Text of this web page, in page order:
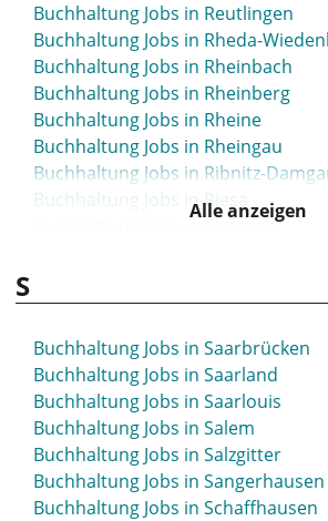
Buchhaltung Jobs in Reutlingen
Buchhaltung Jobs in Rheda-
Buchhaltung Jobs in Rheinbach
Buchhaltung Jobs in Rheinberg
Buchhaltung Jobs in Rheine
Buchhaltung Jobs in Rheingau
Buchhaltung Jobs in Ribnitz-
Buchhaltung Jobs in Riesa
Buchhaltung Jobs in Rosenheim
Buchhaltung Jobs in Roth
Buchhaltung Jobs in Rottweil
Buchhaltung Jobs in Ruhrpark
Buchhaltung Jobs in Rüsselsheim
Alle anzeigen
S
Buchhaltung Jobs in Saarbrücken
Buchhaltung Jobs in Saarland
Buchhaltung Jobs in Saarlouis
Buchhaltung Jobs in Salem
Buchhaltung Jobs in Salzgitter
Buchhaltung Jobs in Sangerhausen
Buchhaltung Jobs in Schaffhausen